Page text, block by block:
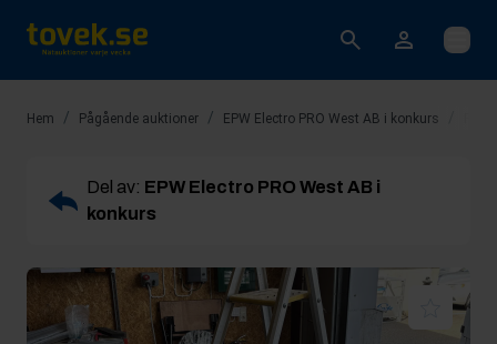
Öppna
Hem / Pågående auktioner / EPW Electro PRO West AB i konkurs
Del av: EPW Electro PRO West AB i
konkurs